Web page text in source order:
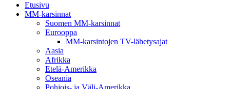
Etusivu
MM-karsinnat
Suomen MM-karsinnat
Eurooppa
MM-karsintojen TV-lähetysajat
Aasia
Afrikka
Etelä-Amerikka
Oseania
Pohjois- ja Väli-Amerikka